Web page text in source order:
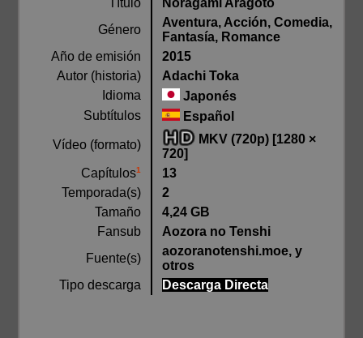
Título
Noragami Aragoto
Género
Aventura, Acción, Comedia,
Fantasía, Romance
Año de emisión
2015
Autor (historia)
Adachi Toka
Idioma
Japonés
Subtítulos
Español
Vídeo (formato)
MKV (720p) [1280 ×
720]
Capítulos1
13
Temporada(s)
2
Tamaño
4,24 GB
Fansub
Aozora no Tenshi
Fuente(s)
aozoranotenshi.moe, y
otros
Tipo descarga
Descarga Directa